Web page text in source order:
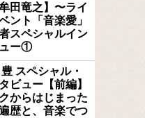
牟田竜之】〜ライ
ント「音楽愛」
スペシャルイン
ー①
スペシャル・
ビュー【前編】
からはじまった
歴と、音楽でつ